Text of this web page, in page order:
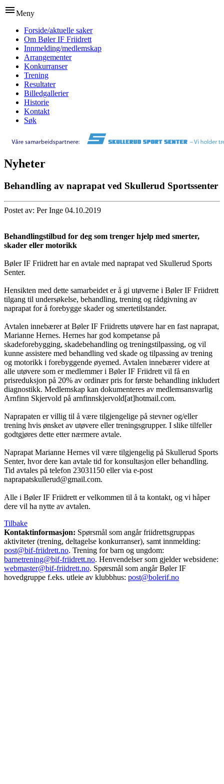
menuMeny
Forside/aktuelle saker
Om Bøler IF Friidrett
Innmelding/medlemskap
Arrangementer
Konkurranser
Trening
Resultater
Billedgallerier
Historie
Kontakt
Søk
Nyheter
Behandling av naprapat ved Skullerud Sportssenter
Postet av: Per Inge 04.10.2019
Behandlingstilbud for deg som trenger hjelp med smerter,
skader eller motorikk
Bøler IF Friidrett har en avtale med naprapat ved Skullerud Sports
Senter.
Hensikten med dette samarbeidet er å gi utøverne i Bøler IF Friidrett
tilgang til undersøkelse, behandling, trening og rådgivning av
naprapat for å forebygge skader og smertetilstander.
Avtalen innebærer at Bøler IF Friidretts utøvere har en fast naprapat,
Marianne Hernes. Hernes har god kompetanse på
skadeforebygging, skadebehandling og treningstilpassing, og vil
kunne assistere med behandling ved skade og tilpassing av trening
og motorikk i forebyggende øyemed. Avtalen innebærer videre at
alle utøvere som er medlemmer i Bøler IF Friidrett vil få en
prisreduksjon på 20% av ordinær pris for første behandling inkludert
diagnostikk. Medlemskap kan dokumenteres av medlemsansvarlig
Arnfinn Skjervold på arnfinnskjervold[at]hotmail.com.
Naprapaten er villig til å være tilgjengelige på stevner og/eller
trening hvis ønsket av utøvere eller treningsgrupper. I slike tilfeller
godtgjøres dette etter nærmere avtale.
Naprapat Marianne Hernes vil være tilgjengelig på Skullerud Sports
Senter, hvor dere kan avtale tid for konsultasjon eller behandling.
Tid avtales på telefon 23031150 eller via e-post
naprapatskullerud@gmail.com.
Alle i Bøler IF Friidrett er velkommen til å ta kontakt, og vi håper
dere vil ha nytte av avtalen.
Tilbake
Kontaktinformasjon: Spørsmål som angår friidrettsgruppas
aktiviteter (trening, deltagelse konkurranser), samt innmelding:
post@bif-friidrett.no. Trening for barn og ungdom:
barnetrening@bif-friidrett.no. Henvendelser som gjelder websidene:
webmaster@bif-friidrett.no. Spørsmål som angår Bøler IF
hovedgruppe f.eks. utleie av klubbhus: post@bolerif.no